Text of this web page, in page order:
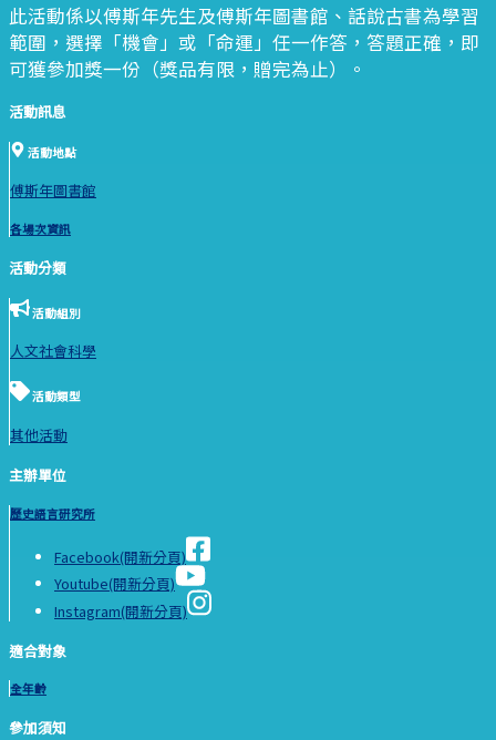
此活動係以傅斯年先生及傅斯年圖書館、話說古書為學習
範圍，選擇「機會」或「命運」任一作答，答題正確，即
可獲參加獎一份（獎品有限，贈完為止）。
活動訊息
活動地點
傅斯年圖書館
各場次資訊
活動分類
活動組別
人文社會科學
活動類型
其他活動
主辦單位
歷史語言研究所
Facebook(開新分頁)
Youtube(開新分頁)
Instagram(開新分頁)
適合對象
全年齡
參加須知